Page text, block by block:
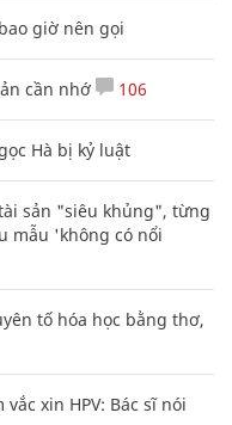
giờ nên gọi
cần nhớ 106
Hà bị kỷ luật
sản "siêu khủng", từng
mẫu 'không có nổi
tố hóa học bằng thơ,
xin HPV: Bác sĩ nói